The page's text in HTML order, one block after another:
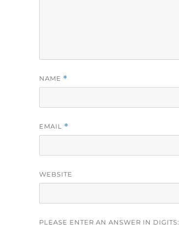
NAME *
EMAIL *
WEBSITE
PLEASE ENTER AN ANSWER IN DIGITS: